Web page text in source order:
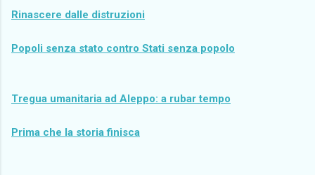
Rinascere dalle distruzioni
Popoli senza stato contro Stati senza popolo
Tregua umanitaria ad Aleppo: a rubar tempo
Prima che la storia finisca